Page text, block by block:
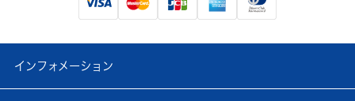
インフォメーション